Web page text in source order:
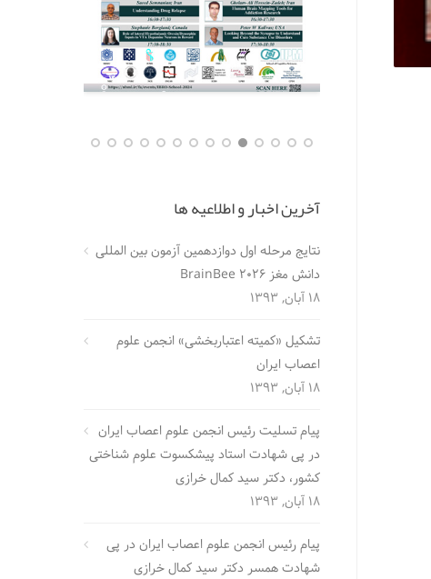
آخرین اخبار و اطلاعیه ها
نتایج مرحله اول دوازدهمین آزمون بین المللی
دانش مغز BrainBee 2026
18 آبان, 1393
تشکیل «کمیته اعتباربخشی» انجمن علوم
اعصاب ایران
18 آبان, 1393
پیام تسلیت رئیس انجمن علوم اعصاب ایران
در پی شهادت استاد پیشکسوت علوم شناختی
کشور، دکتر سید کمال خرازی
18 آبان, 1393
پیام رئیس انجمن علوم اعصاب ایران در پی
شهادت همسر دکتر سید کمال خرازی